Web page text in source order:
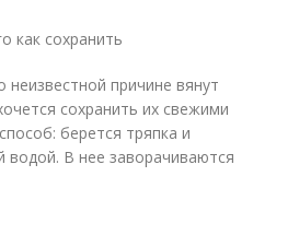
как сохранить
причине вянут
сохранить их свежими
берется тряпка и
водой. В нее заворачиваются